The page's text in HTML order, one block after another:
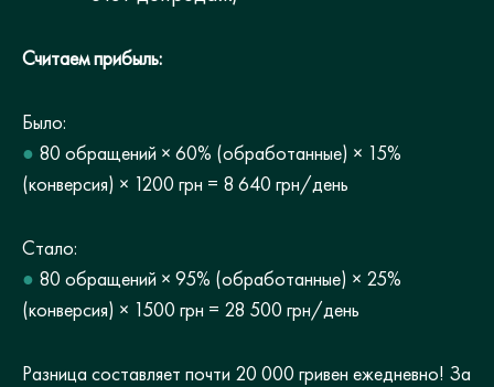
Считаем прибыль:
Было:
● 80 обращений × 60% (обработанные) × 15%
(конверсия) × 1200 грн = 8 640 грн/день
Стало:
● 80 обращений × 95% (обработанные) × 25%
(конверсия) × 1500 грн = 28 500 грн/день
Разница составляет почти 20 000 гривен ежедневно! За